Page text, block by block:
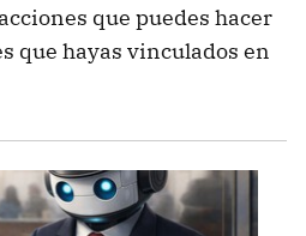
que puedes hacer
que hayas vinculados en